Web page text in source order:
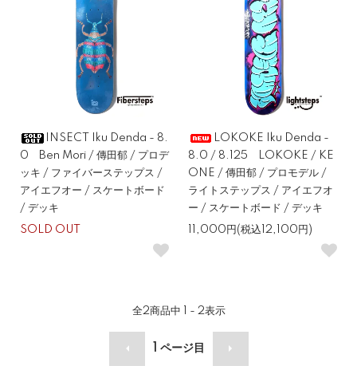
INSECT Iku Denda - 8.
0 Ben Mori / 傳田郁 / プロデ
ッキ / ファイバーステップス /
アイエフオー / スケートボード
/ デッキ
SOLD OUT
LOKOKE Iku Denda -
8.0 / 8.125 LOKOKE / KE
ONE / 傳田郁 / プロモデル /
ライトステップス / アイエフオ
ー / スケートボード / デッキ
11,000円(税込12,100円)
全2商品中 1 - 2表示
ページ目